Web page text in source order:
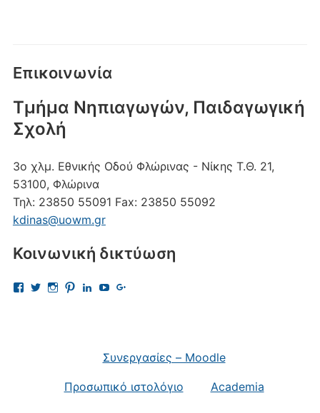
Επικοινωνία
Τμήμα Νηπιαγωγών, Παιδαγωγική
Σχολή
3ο χλμ. Εθνικής Οδού Φλώρινας - Νίκης Τ.Θ. 21,
53100, Φλώρινα
Τηλ: 23850 55091 Fax: 23850 55092
kdinas@uowm.gr
Κοινωνική δικτύωση
Προβολή
Προβολή
Προβολή
Προβολή
Προβολή
trk=nav_responsive_tab_profile
στο
Προβολή
Συνεργασίες – Moodle
Προσωπικό ιστολόγιο Academia